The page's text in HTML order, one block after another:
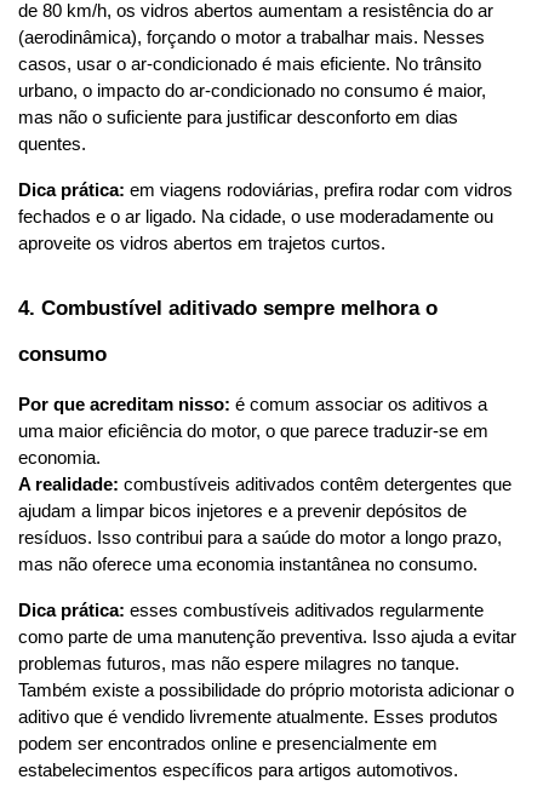
de 80 km/h, os vidros abertos aumentam a resistência do ar
(aerodinâmica), forçando o motor a trabalhar mais. Nesses
casos, usar o ar-condicionado é mais eficiente. No trânsito
urbano, o impacto do ar-condicionado no consumo é maior,
mas não o suficiente para justificar desconforto em dias
quentes.
Dica prática: em viagens rodoviárias, prefira rodar com vidros
fechados e o ar ligado. Na cidade, o use moderadamente ou
aproveite os vidros abertos em trajetos curtos.
4. Combustível aditivado sempre melhora o
consumo
Por que acreditam nisso: é comum associar os aditivos a
uma maior eficiência do motor, o que parece traduzir-se em
economia.
A realidade: combustíveis aditivados contêm detergentes que
ajudam a limpar bicos injetores e a prevenir depósitos de
resíduos. Isso contribui para a saúde do motor a longo prazo,
mas não oferece uma economia instantânea no consumo.
Dica prática: esses combustíveis aditivados regularmente
como parte de uma manutenção preventiva. Isso ajuda a evitar
problemas futuros, mas não espere milagres no tanque.
Também existe a possibilidade do próprio motorista adicionar o
aditivo que é vendido livremente atualmente. Esses produtos
podem ser encontrados online e presencialmente em
estabelecimentos específicos para artigos automotivos.